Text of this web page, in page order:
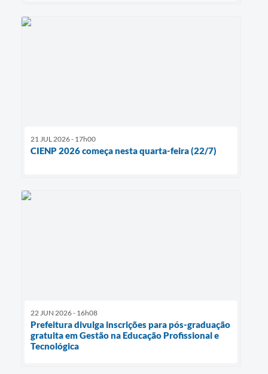
21 JUL 2026 - 17h00
CIENP 2026 começa nesta quarta-feira (22/7)
22 JUN 2026 - 16h08
Prefeitura divulga inscrições para pós-graduação
gratuita em Gestão na Educação Profissional e
Tecnológica